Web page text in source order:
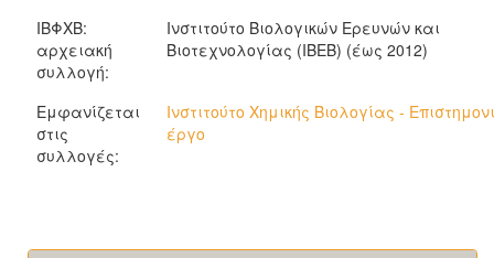
ΙΒΦΧΒ:
αρχειακή
συλλογή:
Ινστιτούτο Βιολογικών Ερευνών και
Βιοτεχνολογίας (ΙΒΕΒ) (έως 2012)
Εμφανίζεται
στις
συλλογές:
Ινστιτούτο Χημικής Βιολογίας -
έργο